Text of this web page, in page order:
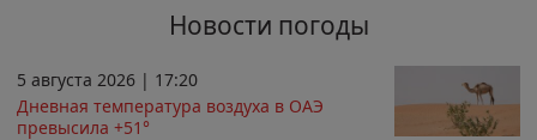
Новости погоды
5 августа 2026 | 17:20
Дневная температура воздуха в ОАЭ
превысила +51°